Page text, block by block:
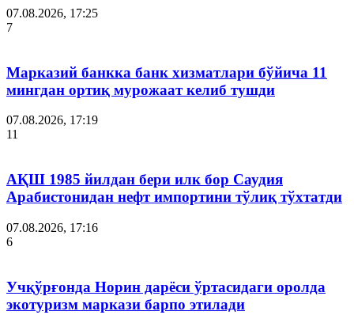
07.08.2026, 17:25
7
Марказий банкка банк хизматлари бўйича 11
мингдан ортиқ мурожаат келиб тушди
07.08.2026, 17:19
11
АҚШ 1985 йилдан бери илк бор Саудия
Арабистонидан нефт импортини тўлиқ тўхтатди
07.08.2026, 17:16
6
Учқўрғонда Норин дарёси ўртасидаги оролда
экотуризм маркази барпо этилади